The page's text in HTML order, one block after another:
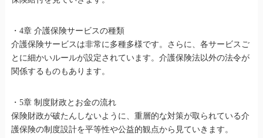
・4章 介護保険サービスの種類
介護保険サービスは非常に多種多様です。さらに、各サービスご
とに細かいルールが設定されています。介護保険法以外の法令が
関係するものもあります。
・5章 制度財政とお金の流れ
保険財政が破たんしないように、重層的な対策が取られている介
護保険の制度設計を平等性や公益的観点から見ていきます。